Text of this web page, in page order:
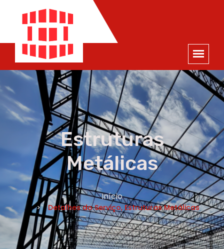
×
ORÇAMENTO
NOME *
E-MAIL *
TELEFONE *
CIDADE *